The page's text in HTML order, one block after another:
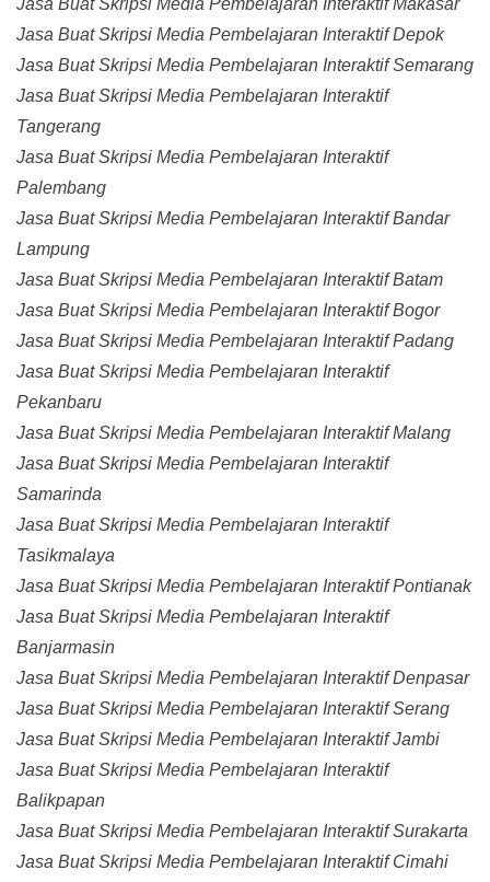
Jasa Buat Skripsi Media Pembelajaran Interaktif Makasar
Jasa Buat Skripsi Media Pembelajaran Interaktif Depok
Jasa Buat Skripsi Media Pembelajaran Interaktif Semarang
Jasa Buat Skripsi Media Pembelajaran Interaktif
Tangerang
Jasa Buat Skripsi Media Pembelajaran Interaktif
Palembang
Jasa Buat Skripsi Media Pembelajaran Interaktif Bandar
Lampung
Jasa Buat Skripsi Media Pembelajaran Interaktif Batam
Jasa Buat Skripsi Media Pembelajaran Interaktif Bogor
Jasa Buat Skripsi Media Pembelajaran Interaktif Padang
Jasa Buat Skripsi Media Pembelajaran Interaktif
Pekanbaru
Jasa Buat Skripsi Media Pembelajaran Interaktif Malang
Jasa Buat Skripsi Media Pembelajaran Interaktif
Samarinda
Jasa Buat Skripsi Media Pembelajaran Interaktif
Tasikmalaya
Jasa Buat Skripsi Media Pembelajaran Interaktif Pontianak
Jasa Buat Skripsi Media Pembelajaran Interaktif
Banjarmasin
Jasa Buat Skripsi Media Pembelajaran Interaktif Denpasar
Jasa Buat Skripsi Media Pembelajaran Interaktif Serang
Jasa Buat Skripsi Media Pembelajaran Interaktif Jambi
Jasa Buat Skripsi Media Pembelajaran Interaktif
Balikpapan
Jasa Buat Skripsi Media Pembelajaran Interaktif Surakarta
Jasa Buat Skripsi Media Pembelajaran Interaktif Cimahi